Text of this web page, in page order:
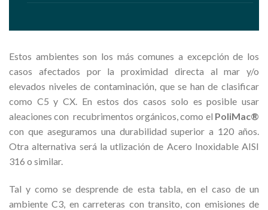
Estos ambientes son los más comunes a excepción de los
casos afectados por la proximidad directa al mar y/o
elevados niveles de contaminación, que se han de clasificar
como C5 y CX. En estos dos casos solo es posible usar
aleaciones con recubrimentos orgánicos, como el PoliMac®
con que aseguramos una durabilidad superior a 120 años.
Otra alternativa será la utlización de Acero Inoxidable AISI
316 o similar.
Tal y como se desprende de esta tabla, en el caso de un
ambiente C3, en carreteras con transito, con emisiones de